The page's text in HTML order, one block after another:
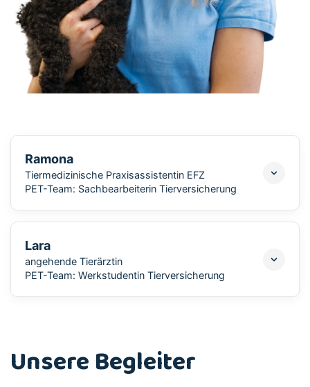
Ramona
Tiermedizinische Praxisassistentin EFZ
PET-Team: Sachbearbeiterin Tierversicherung
Lara
angehende Tierärztin
PET-Team: Werkstudentin Tierversicherung
Unsere Begleiter